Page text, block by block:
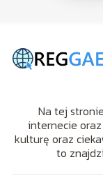
Na tej
internecie
kulturę oraz
to